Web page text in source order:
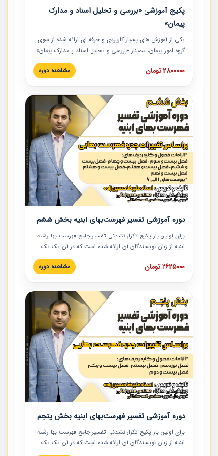
پکیج آموزشی «بررسی و تحلیل اسناد و مدارک
پیمان»
یکی از آموزش‏‏‏‏‏‏ های بسیار کاربردی و حرفه‏ ای ارائه شده از سوی
گروه امور پیمان، سمینار «بررسی و تحلیل اسناد و مدارک پیمان»
است که در دانشگاه صنعتی شریف ارائه شد. در این آموزش
نکات کلیدی مربوط به اسناد و مدارک پیمان، اولویت بندی اسناد
پیمان به همراه تجربیات عملی در این خصوص ارائه شده است.
2800000 تومان مشاهده دوره
دوره آموزشی تفسیر فهرست‌بهای ابنیه بخش ششم
برای اولین بار پکیج تکرار نشدنی تفسیر جامع فهرست بها رشته
ابنیه از زبان نویسندگان آن ارائه شده است که در آن تک تک
ردیف ها و مطالب فهرست بها تفسیر و ارائه شده است. این
دوره به صورت کامل تصویری بوده و به همراه تصاویر عملیات
دوره با کلام مهندس علیرضاحسین‌زاده مدیر پروژه مهندسی
مشاور در امر بازنگری فهرست بها رشته ابنیه ارائه شده و به تمام
همکارانی که در حوزه صنعت ساخت در حال فعالیت هستند حتما
توصیه می کنیم از مطالب این دوره استفاده نمایند.
2625000 تومان مشاهده دوره
دوره آموزشی تفسیر فهرست‌بهای ابنیه بخش پنجم
برای اولین بار پکیج تکرار نشدنی تفسیر جامع فهرست بها رشته
ابنیه از زبان نویسندگان آن ارائه شده است که در آن تک تک
ردیف ها و مطالب فهرست بها تفسیر و ارائه شده است. این